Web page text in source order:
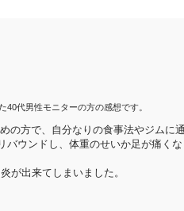
代男性モニターの方の感想です。
の方で、自分なりの食事法やジムに
バウンドし、体重のせいか足が痛く
が出来てしまいました。